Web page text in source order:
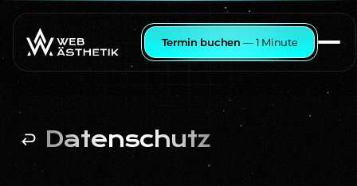
Termin buchen— 1 Minute
Datenschutz